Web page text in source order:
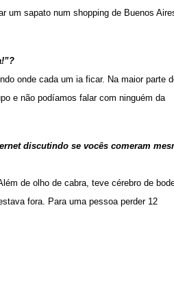
um sapato num shopping de Buenos
onde cada um ia ficar. Na maior parte
e não podíamos falar com ninguém da
discutindo se vocês comeram
de olho de cabra, teve cérebro de
fora. Para uma pessoa perder 12